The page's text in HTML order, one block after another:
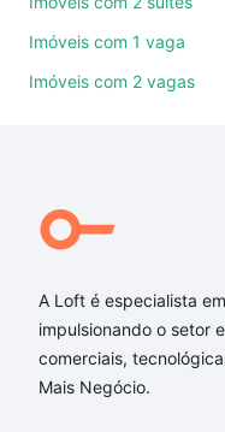
também pode usar
quartos, suítes, com
comodidades, como
Qual o preço de
fevereiro - Vila
Aqui na Loft temos
Imóveis à venda em
Formosa, São
e com nossas
Imóveis com 1 vaga
Imóveis com 2 vagas
A Loft é especialista
impulsionando o setor
comerciais,
Mais Negócio.